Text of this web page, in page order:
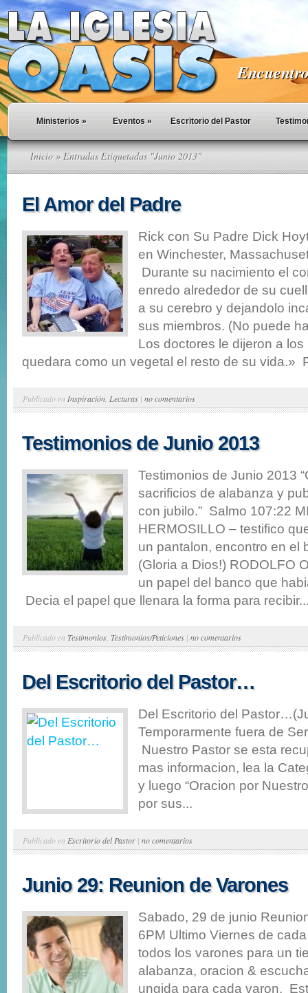
Ministerios » Eventos » Escritorio del Pastor
Inicio » Entradas Etiquetadas "Junio 2013"
El Amor del Padre
Rick con Su Padre Dick
en Winchester,
Durante su nacimiento el
enredo alrededor de su
a su cerebro y dejandolo
sus miembros. (No puede
Los doctores le dijeron a los
quedara como un vegetal el resto de su vida.»
Publicado en Inspiración Lecturas | no comentarios
Testimonios de Junio 2013
Testimonios de Junio 2013
sacrificios de alabanza y
con jubilo.” Salmo 107:22
HERMOSILLO – testifico
un pantalon, encontro en el
(Gloria a Dios!) RODOLFO
un papel del banco que
Decia el papel que llenara la forma para
Publicado en Testimonios Testimonios/Peticiones | no comentarios
Del Escritorio del Pastor…
Del Escritorio del
Temporarmente fuera de
Nuestro Pastor se esta
mas informacion, lea la
y luego “Oracion por
por sus...
Publicado en Escritorio del Pastor | no comentarios
Junio 29: Reunion de Varones
Sabado, 29 de junio
6PM Ultimo Viernes de
todos los varones para un
alabanza, oracion &
ungida para cada varon.